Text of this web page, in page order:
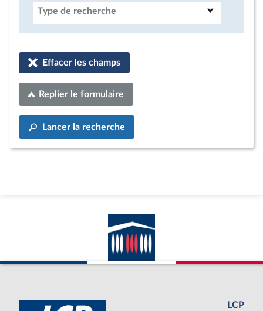
Type de recherche
Effacer les champs
Replier le formulaire
Lancer la recherche
LCP